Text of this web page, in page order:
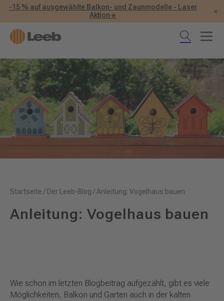
-15 % auf ausgewählte Balkon- und Zaunmodelle - Laser
Aktion☀️
×
Startseite / Der Leeb-Blog / Anleitung: Vogelhaus bauen
Anleitung: Vogelhaus bauen
Wie schon im letzten Blogbeitrag aufgezählt, gibt es viele
Möglichkeiten, Balkon und Garten auch in der kalten